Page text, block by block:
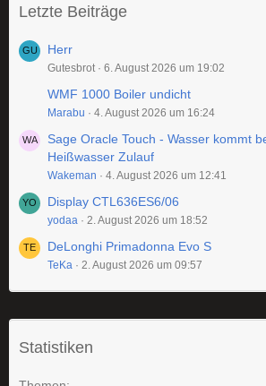
Letzte Beiträge
Herr
Gutesbrot 6. August 2026 um 19:02
WMF 1000 Boiler undicht
Marabu 4. August 2026 um 16:24
Sage Oracle Touch - Wasser kommt
Heißwasser Zulauf
Wakeman 4. August 2026 um 12:41
Display CTL636ES6/06
yodaa 2. August 2026 um 18:52
DeLonghi Primadonna Evo S
TeKa 2. August 2026 um 09:57
Statistiken